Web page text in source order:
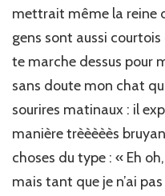
mettrait même la reine
gens sont aussi courtois
te marche dessus pour
sans doute mon chat
sourires matinaux : il
manière trèèèèès
choses du type : « Eh
mais tant que je n’ai